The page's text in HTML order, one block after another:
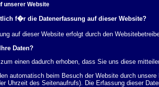
unserer Website
f�r die Datenerfassung auf dieser Website?
auf dieser Website erfolgt durch den
Daten?
zum einen dadurch erhoben, dass Sie uns diese
automatisch beim Besuch der Website durch
Uhrzeit des Seitenaufrufs). Die Erfassung dieser